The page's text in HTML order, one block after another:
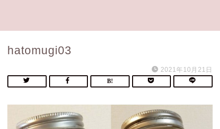
hatomugi03
2021年10月21日